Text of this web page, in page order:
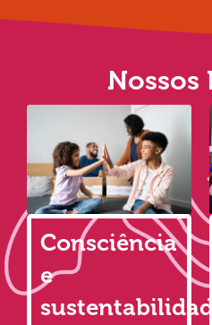
Nossos
Consciência
e